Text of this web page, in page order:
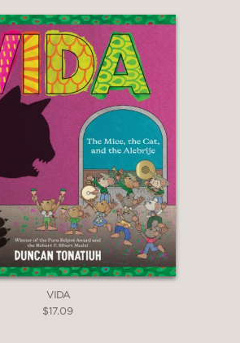
VIDA
$17.09